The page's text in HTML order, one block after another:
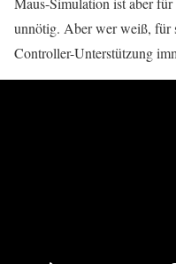
unnötig. Aber wer weiß, für
Controller-Unterstützung